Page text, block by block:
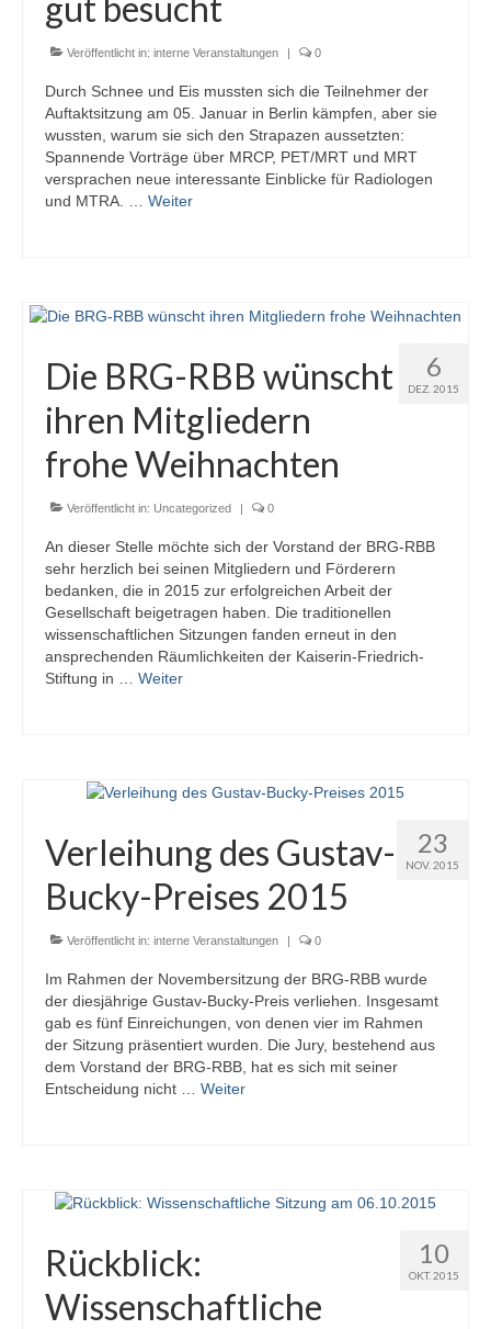
Veröffentlicht in: interne Veranstaltungen 0
Durch Schnee und Eis mussten sich die Teilnehmer der
Auftaktsitzung am 05. Januar in Berlin kämpfen, aber sie
wussten, warum sie sich den Strapazen aussetzten:
Spannende Vorträge über MRCP, PET/MRT und MRT
versprachen neue interessante Einblicke für Radiologen
und MTRA. … Weiter
6
DEZ. 2015
Die BRG-RBB wünscht
ihren Mitgliedern
frohe Weihnachten
Veröffentlicht in: Uncategorized | 0
An dieser Stelle möchte sich der Vorstand der BRG-RBB
sehr herzlich bei seinen Mitgliedern und Förderern
bedanken, die in 2015 zur erfolgreichen Arbeit der
Gesellschaft beigetragen haben. Die traditionellen
wissenschaftlichen Sitzungen fanden erneut in den
ansprechenden Räumlichkeiten der Kaiserin-Friedrich-
Stiftung in … Weiter
23
NOV. 2015
Verleihung des Gustav-
Bucky-Preises 2015
Veröffentlicht in: interne Veranstaltungen | 0
Im Rahmen der Novembersitzung der BRG-RBB wurde
der diesjährige Gustav-Bucky-Preis verliehen. Insgesamt
gab es fünf Einreichungen, von denen vier im Rahmen
der Sitzung präsentiert wurden. Die Jury, bestehend aus
dem Vorstand der BRG-RBB, hat es sich mit seiner
Entscheidung nicht … Weiter
10
OKT. 2015
Rückblick:
Wissenschaftliche